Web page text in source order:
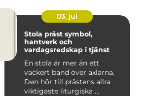
03. jul
Stola präst symbol,
hantverk och
vardagsredskap i tjänst
En stola är mer än ett
vackert band över axlarna.
Den hör till prästens allra
viktigaste liturgiska ...